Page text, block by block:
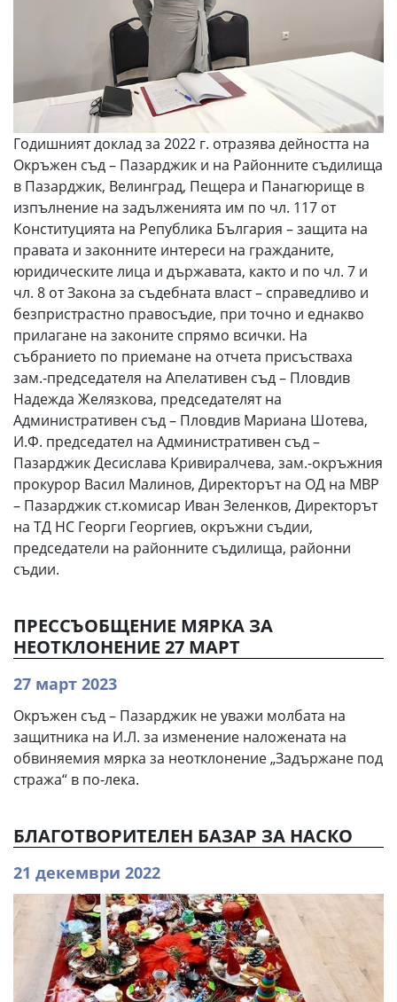
Годишният доклад за 2022 г. отразява дейността на
Окръжен съд – Пазарджик и на Районните съдилища
в Пазарджик, Велинград, Пещера и Панагюрище в
изпълнение на задълженията им по чл. 117 от
Конституцията на Република България – защита на
правата и законните интереси на гражданите,
юридическите лица и държавата, както и по чл. 7 и
чл. 8 от Закона за съдебната власт – справедливо и
безпристрастно правосъдие, при точно и еднакво
прилагане на законите спрямо всички. На
събранието по приемане на отчета присъстваха
зам.-председателя на Апелативен съд – Пловдив
Надежда Желязкова, председателят на
Административен съд – Пловдив Мариана Шотева,
И.Ф. председател на Административен съд –
Пазарджик Десислава Кривиралчева, зам.-окръжния
прокурор Васил Малинов, Директорът на ОД на МВР
– Пазарджик ст.комисар Иван Зеленков, Директорът
на ТД НС Георги Георгиев, окръжни съдии,
председатели на районните съдилища, районни
съдии.
ПРЕССЪОБЩЕНИЕ МЯРКА ЗА
НЕОТКЛОНЕНИЕ 27 МАРТ
27 март 2023
Окръжен съд – Пазарджик не уважи молбата на
защитника на И.Л. за изменение наложената на
обвиняемия мярка за неотклонение „Задържане под
стража“ в по-лека.
БЛАГОТВОРИТЕЛЕН БАЗАР ЗА НАСКО
21 декември 2022